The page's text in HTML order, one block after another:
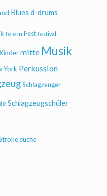
Blues d-drums
feiern Fest festival
Kindermitte Musik
York Perkussion
Schlagzeuger
Schlagzeugschüler
suche